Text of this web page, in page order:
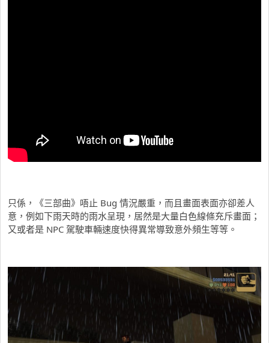
只係，《三部曲》唔止 Bug 情況嚴重，而且畫面表面亦卻差人
意，例如下雨天時的雨水呈現，居然是大量白色線條充斥畫面；
又或者是 NPC 駕駛車輛速度快得異常導致意外頻生等等。